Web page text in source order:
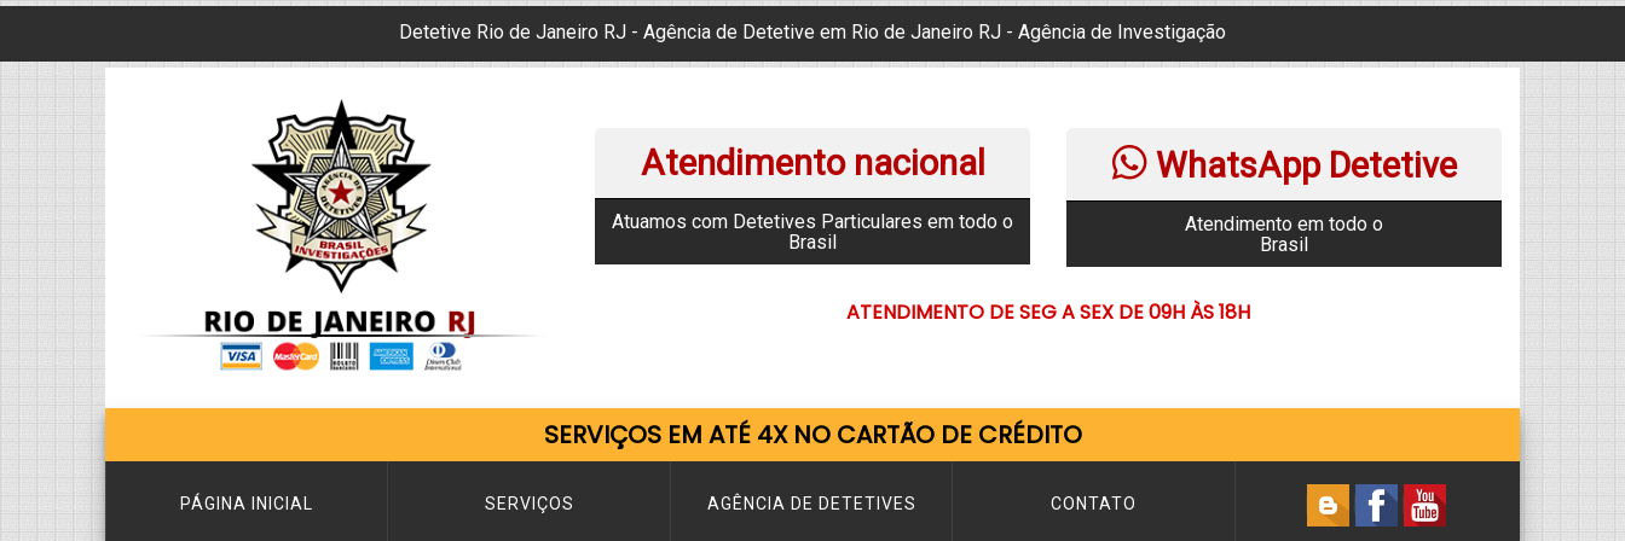
Detetive Rio de Janeiro RJ - Agência de Detetive em Rio de Janeiro RJ - Agência de Investigação
Atendimento nacional
Atuamos com Detetives Particulares em todo o
Brasil
WhatsApp Detetive
Atendimento em todo o
Brasil
ATENDIMENTO DE SEG A SEX DE 09H ÀS 18H
SERVIÇOS EM ATÉ 4X NO CARTÃO DE CRÉDITO
PÁGINA INICIAL SERVIÇOS AGÊNCIA DE DETETIVES CONTATO